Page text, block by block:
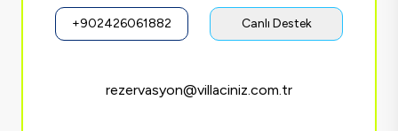
+902426061882 Canlı Destek
rezervasyon@villaciniz.com.tr